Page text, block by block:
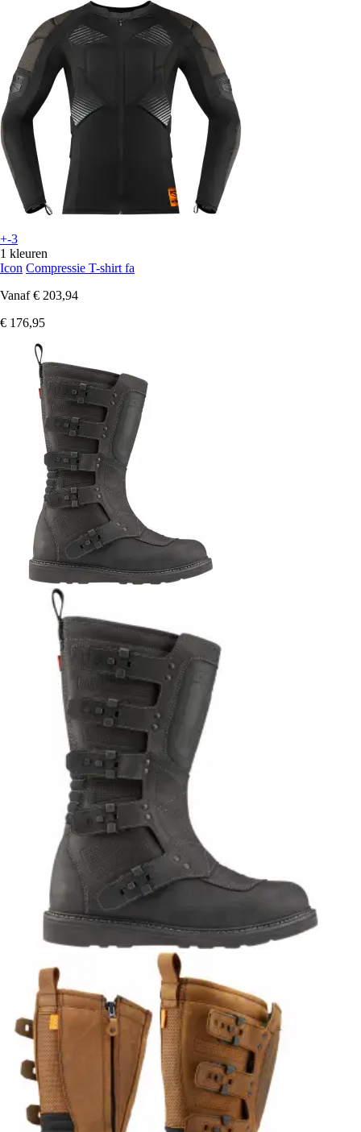
+-3
1 kleuren
Icon Compressie T-shirt fa
Vanaf € 203,94
€ 176,95